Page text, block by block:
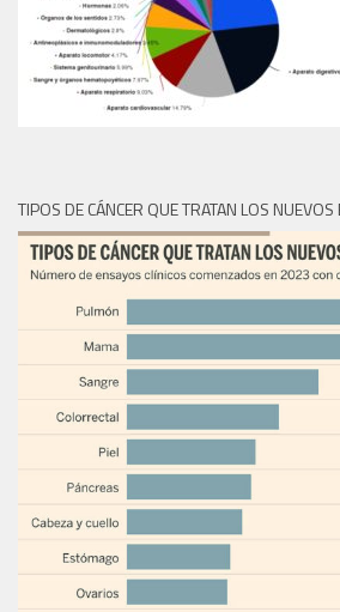
TIPOS DE CÁNCER QUE TRATAN LOS NUEVOS